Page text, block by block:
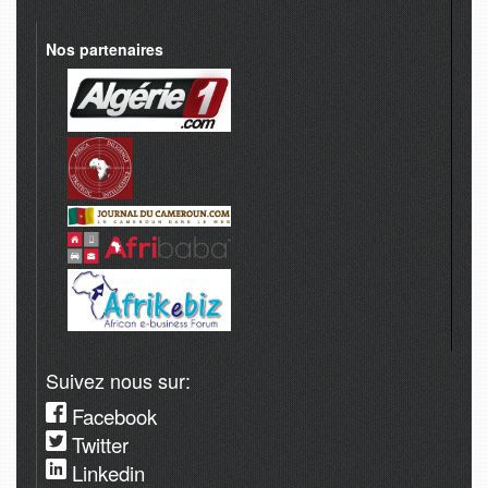
Nos partenaires
Suivez nous sur:
Facebook
Twitter
Linkedin